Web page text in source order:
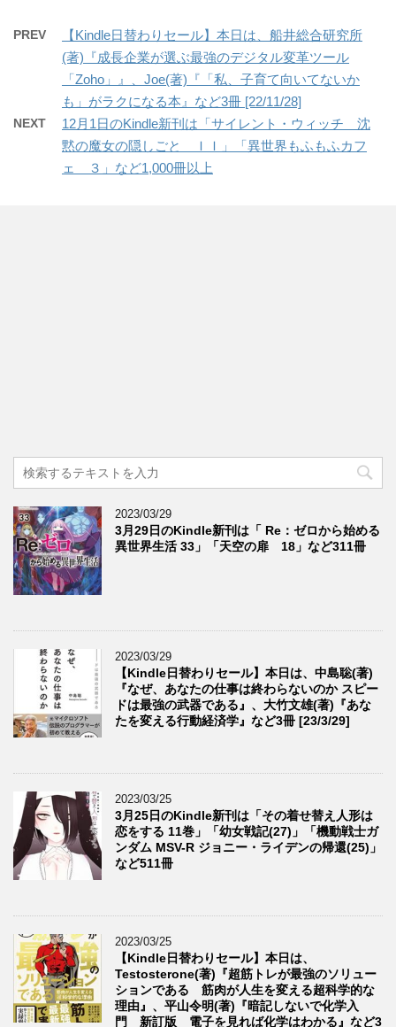
PREV
【Kindle日替わりセール】本日は、船井総合研究所
(著)『成長企業が選ぶ最強のデジタル変革ツール
「Zoho」』、Joe(著)『「私、子育て向いてないか
も」がラクになる本』など3冊 [22/11/28]
NEXT
12月1日のKindle新刊は「サイレント・ウィッチ 沈
黙の魔女の隠しごと ＩＩ」「異世界もふもふカフ
ェ ３」など1,000冊以上
2023/03/29
3月29日のKindle新刊は「 Re：ゼロから始める
異世界生活 33」「天空の扉 18」など311冊
2023/03/29
【Kindle日替わりセール】本日は、中島聡(著)
『なぜ、あなたの仕事は終わらないのか スピー
ドは最強の武器である』、大竹文雄(著)『あな
たを変える行動経済学』など3冊 [23/3/29]
2023/03/25
3月25日のKindle新刊は「その着せ替え人形は
恋をする 11巻」「幼女戦記(27)」「機動戦士ガ
ンダム MSV-R ジョニー・ライデンの帰還(25)」
など511冊
2023/03/25
【Kindle日替わりセール】本日は、
Testosterone(著)『超筋トレが最強のソリュー
ションである 筋肉が人生を変える超科学的な
理由』、平山令明(著)『暗記しないで化学入
門 新訂版 電子を見れば化学はわかる』など3